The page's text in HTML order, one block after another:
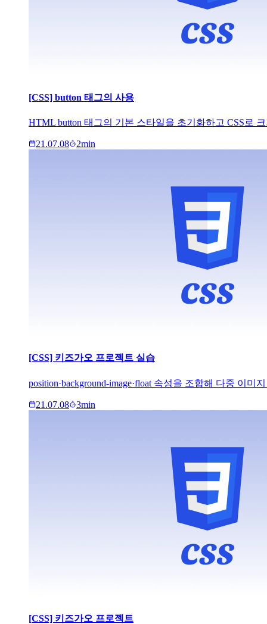
[CSS] button 태그의 사용
HTML button 태그의 기본 스타일을 초기화하고 CSS로
21.07.08 2min
[CSS] 키즈가오 프로젝트 실습
position·background-image·float 속성을 조합해 다중 이
21.07.08 3min
[CSS] 키즈가오 프로젝트